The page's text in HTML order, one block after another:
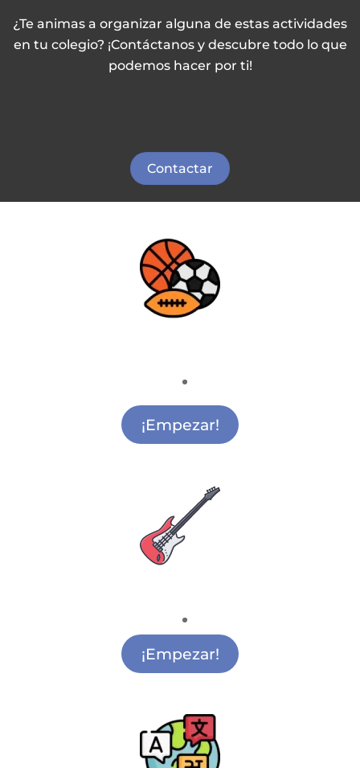
¿Te animas a organizar alguna de estas actividades
en tu colegio? ¡Contáctanos y descubre todo lo que
podemos hacer por ti!
Contactar
Actividades Extraescolares Deportivas
¡Empezar!
Música para Colegios Vicálvaro
¡Empezar!